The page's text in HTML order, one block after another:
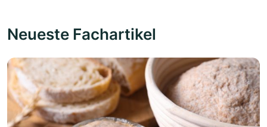
Neueste Fachartikel